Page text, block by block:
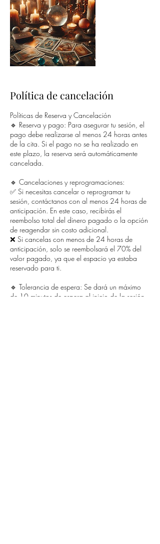
Política de cancelación
Políticas de Reserva y Cancelación
🔹 Reserva y pago: Para asegurar tu sesión, el
pago debe realizarse al menos 24 horas antes
de la cita. Si el pago no se ha realizado en
este plazo, la reserva será automáticamente
cancelada.
🔹 Cancelaciones y reprogramaciones:
✅ Si necesitas cancelar o reprogramar tu
sesión, contáctanos con al menos 24 horas de
anticipación. En este caso, recibirás el
reembolso total del dinero pagado o la opción
de reagendar sin costo adicional.
❌ Si cancelas con menos de 24 horas de
anticipación, solo se reembolsará el 70% del
valor pagado, ya que el espacio ya estaba
reservado para ti.
🔹 Tolerancia de espera: Se dará un máximo
de 10 minutos de espera al inicio de la sesión.